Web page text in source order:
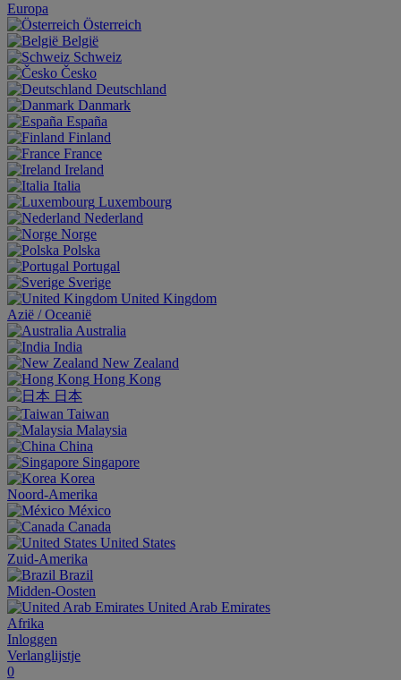
Europa
Österreich
België
Schweiz
Česko
Deutschland
Danmark
España
Finland
France
Ireland
Italia
Luxembourg
Nederland
Norge
Polska
Portugal
Sverige
United Kingdom
Aziё / Oceaniё
Australia
India
New Zealand
Hong Kong
日本
Taiwan
Malaysia
China
Singapore
Korea
Noord-Amerika
México
Canada
United States
Zuid-Amerika
Brazil
Midden-Oosten
United Arab Emirates
Afrika
Inloggen
Verlanglijstje
0